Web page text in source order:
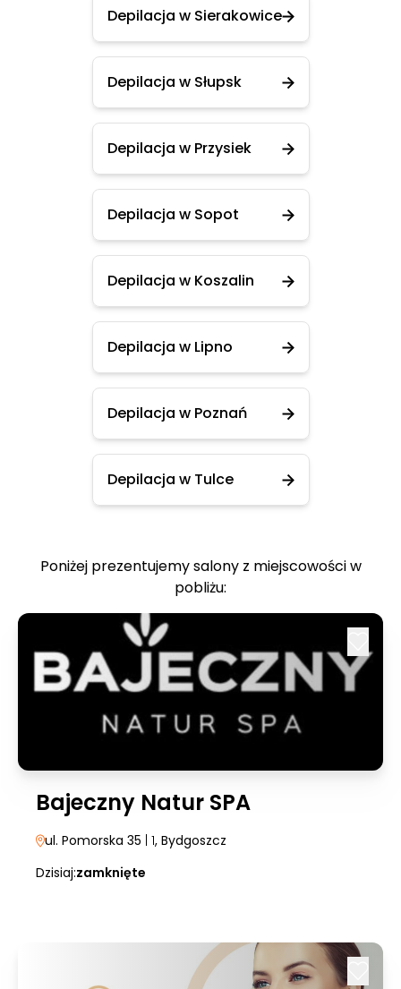
Depilacja w Sierakowice
Depilacja w Słupsk
Depilacja w Przysiek
Depilacja w Sopot
Depilacja w Koszalin
Depilacja w Lipno
Depilacja w Poznań
Depilacja w Tulce
Poniżej prezentujemy salony z miejscowości w
pobliżu:
Bajeczny Natur SPA
ul. Pomorska 35 | 1, Bydgoszcz
Dzisiaj:zamknięte